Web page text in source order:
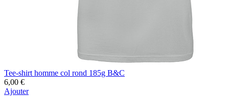
Tee-shirt homme col rond 185g B&C
6,00 €
Ajouter